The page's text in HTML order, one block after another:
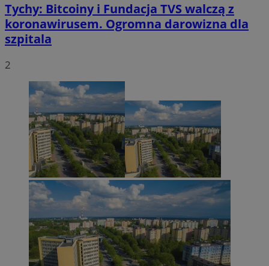
Tychy: Bitcoiny i Fundacja TVS walczą z
koronawirusem. Ogromna darowizna dla
szpitala
2